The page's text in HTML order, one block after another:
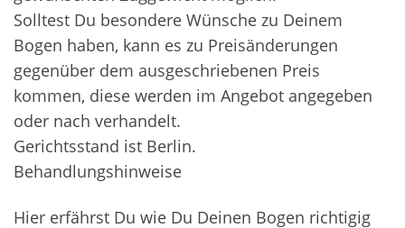
Solltest Du besondere Wünsche zu Deinem
Bogen haben, kann es zu Preisänderungen
gegenüber dem ausgeschriebenen Preis
kommen, diese werden im Angebot angegeben
oder nach verhandelt.
Gerichtsstand ist Berlin.
Behandlungshinweise
Hier erfährst Du wie Du Deinen Bogen richtigig